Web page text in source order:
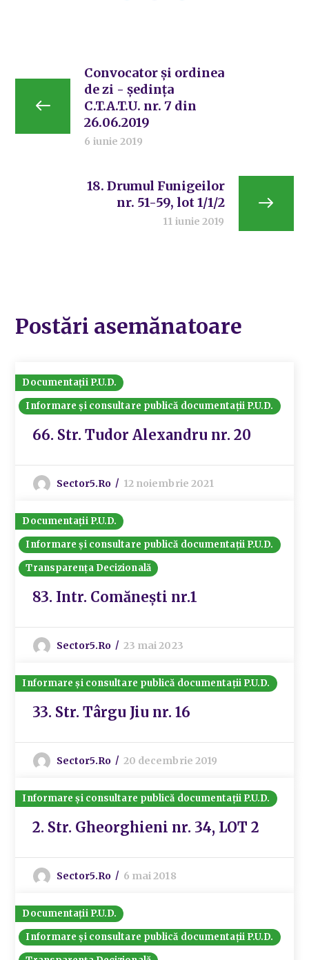
Convocator și ordinea
de zi - ședința
C.T.A.T.U. nr. 7 din
26.06.2019
6 iunie 2019
18. Drumul Funigeilor
nr. 51-59, lot 1/1/2
11 iunie 2019
Postări asemănatoare
Documentații P.U.D.
Informare și consultare publică documentații P.U.D.
66. Str. Tudor Alexandru nr. 20
Sector5.ro 12 noiembrie 2021
Documentații P.U.D.
Informare și consultare publică documentații P.U.D.
Transparența Decizională
83. Intr. Comănești nr.1
Sector5.ro 23 mai 2023
Informare și consultare publică documentații P.U.D.
33. Str. Târgu Jiu nr. 16
Sector5.ro 20 decembrie 2019
Informare și consultare publică documentații P.U.D.
2. Str. Gheorghieni nr. 34, LOT 2
Sector5.ro 6 mai 2018
Documentații P.U.D.
Informare și consultare publică documentații P.U.D.